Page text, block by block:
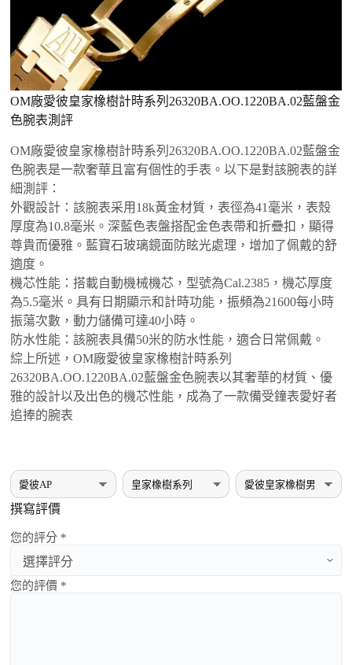
OM廠愛彼皇家橡樹計時系列26320BA.OO.1220BA.02藍盤金
色腕表測評
OM廠愛彼皇家橡樹計時系列26320BA.OO.1220BA.02藍盤金
色腕表是一款奢華且富有個性的手表‌。以下是對該腕表的詳
細測評：
‌外觀設計‌：該腕表采用18k黃金材質，表徑為41毫米，表殼
厚度為10.8毫米。深藍色表盤搭配金色表帶和折疊扣，顯得
尊貴而優雅。藍寶石玻璃鏡面防眩光處理，增加了佩戴的舒
適度。
‌機芯性能‌：搭載自動機械機芯，型號為Cal.2385，機芯厚度
為5.5毫米。具有日期顯示和計時功能，振頻為21600每小時
振蕩次數，動力儲備可達40小時。
‌防水性能‌：該腕表具備50米的防水性能，適合日常佩戴。
綜上所述，OM廠愛彼皇家橡樹計時系列
26320BA.OO.1220BA.02藍盤金色腕表以其奢華的材質、優
雅的設計以及出色的機芯性能，成為了一款備受鐘表愛好者
追捧的腕表
撰寫評價
您的評分 *
您的評價 *